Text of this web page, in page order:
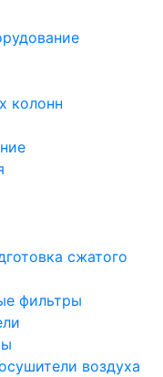
колонн
сжатого
фильтры
воздуха